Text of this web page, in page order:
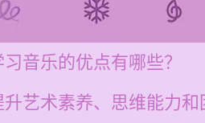
音乐的优点有哪些？
艺术素养、思维能力